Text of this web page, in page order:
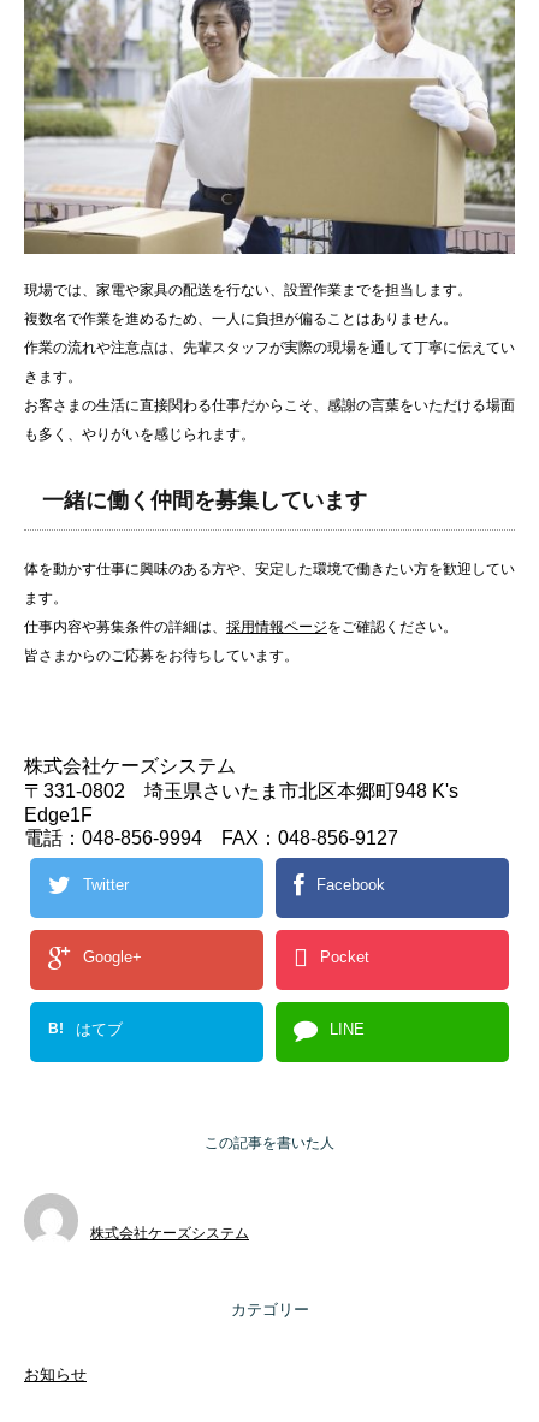
現場では、家電や家具の配送を行ない、設置作業までを担当します。
複数名で作業を進めるため、一人に負担が偏ることはありません。
作業の流れや注意点は、先輩スタッフが実際の現場を通して丁寧に伝えてい
きます。
お客さまの生活に直接関わる仕事だからこそ、感謝の言葉をいただける場面
も多く、やりがいを感じられます。
一緒に働く仲間を募集しています
体を動かす仕事に興味のある方や、安定した環境で働きたい方を歓迎してい
ます。
仕事内容や募集条件の詳細は、 採用情報ページをご確認ください。
皆さまからのご応募をお待ちしています。
株式会社ケーズシステム
〒331-0802 埼玉県さいたま市北区本郷町948 K's
Edge1F
電話：048-856-9994 FAX：048-856-9127
Twitter Facebook
Google+ Pocket
B! はてブ LINE
この記事を書いた人
株式会社ケーズシステム
カテゴリー
お知らせ